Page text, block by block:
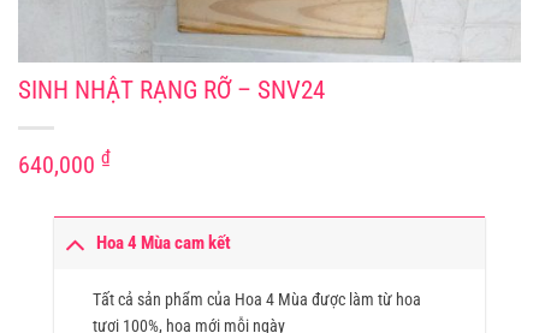
SINH NHẬT RẠNG RỠ – SNV24
640,000 ₫
Hoa 4 Mùa cam kết
Tất cả sản phẩm của Hoa 4 Mùa được làm từ hoa
tươi 100%, hoa mới mỗi ngày